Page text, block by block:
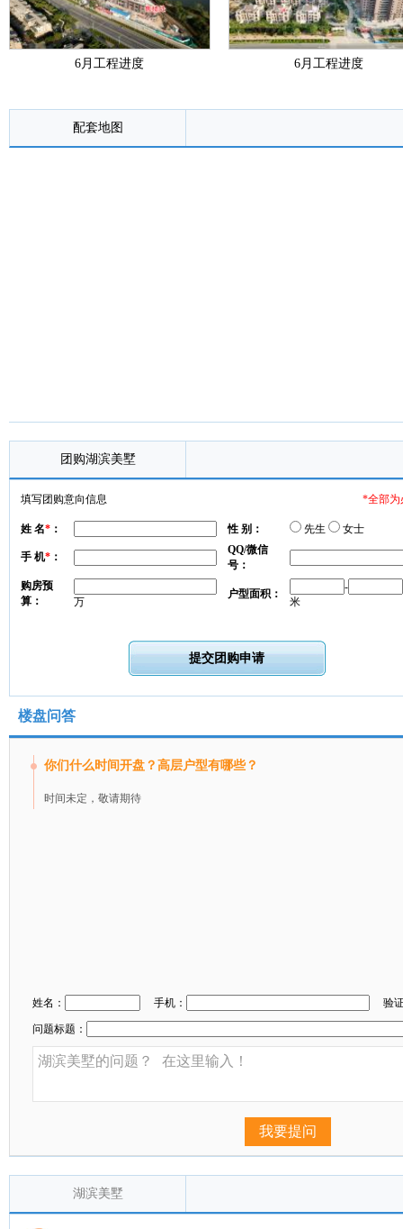
6月工程进度 6月工程进度
配套地图
团购湖滨美墅
填写团购意向信息 *全部为
姓 名* ： 性 别： 先生 女士
手 机* ：
QQ/微信
号：
购房预
算：
万
户型面积：
-
米
楼盘问答
姓名： 手机： 验
问题标题：
我要提问
湖滨美墅